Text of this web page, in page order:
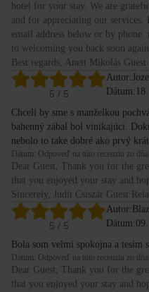
hotel for your stay. We are
and for appreciating our services.
email address below or by
to welcoming you back soon
Best regards, Anett Mikolás
5 / 5
Autor:
Dátum:
Chceli by sme s manželkou
bahenný zábal bol vinikajúci.
nebolo to take dobré ako prvý krát
Dátum: Odpoveď na túto recenziu zo
Dear Guest, Thank you for the
that you enjoyed your stay and
Sincerely, Judit Csiszár Guest
5 / 5
Autor:
Dátum:
Bola som velmi spokojna a tesim
Dátum: Odpoveď na túto recenziu zo
Dear Guest, Thank you for the
that you enjoyed your stay and